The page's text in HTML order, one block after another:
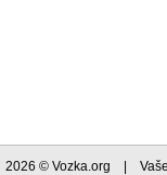
2026 © Vozka.org | Vaše